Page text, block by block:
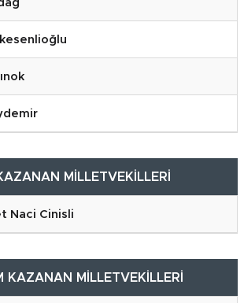
MİLLETVEKİLLERİ
Naci Cinisli
KAZANAN MİLLETVEKİLLERİ